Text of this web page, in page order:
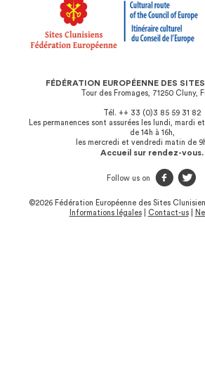
FÉDÉRATION EUROPÉENNE DES
Tour des Fromages, 71250 Cluny,
Tél. ++ 33 (0)3 85 59 31 82
Les permanences sont assurées les lundi, mardi
de 14h à 16h,
les mercredi et vendredi matin de
Accueil sur rendez-vous.
Follow us on ft
©2026 Fédération Européenne des Sites
Informations légales| Contact-us|